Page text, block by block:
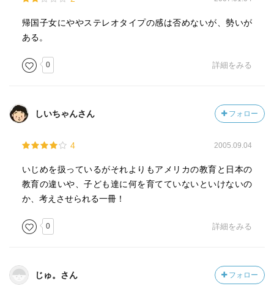
”ヤンキー”世代なもので・・・。
これから集団生活を始める子を持つ親として、心痛める問
題です。
大事なのは、大人が自分の子供も他人の子供も悪いことは
悪いと怒り、
それが遊びであっても。
あとは、最近の行き過ぎたお笑い番組が、あくまでも”芝
居”であって、
してから、
見せるべきだなと思いますね。
（体を張って笑いをとる姿を非難する気は無いですが、子
供に与える影響も
帰国子女にややステレオタイプの感は否めないが、勢いが
ある。
0 詳細をみる
しいちゃんさん フォロー
4 2005.09.04
いじめを扱っているがそれよりもアメリカの教育と日本の
教育の違いや、子ども達に何を育てていないといけないの
か、考えさせられる一冊！
0 詳細をみる
じゅ。さん フォロー